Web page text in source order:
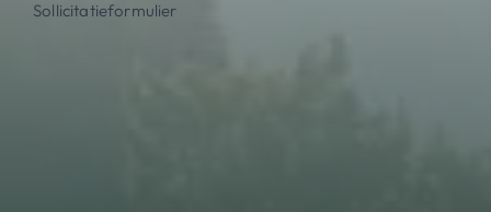
Sollicitatieformulier